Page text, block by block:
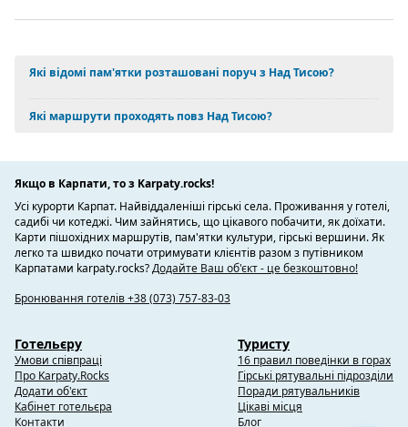
Які відомі пам'ятки розташовані поруч з Над Тисою?
Які маршрути проходять повз Над Тисою?
Якщо в Карпати, то з Karpaty.rocks!
Усі курорти Карпат. Найвіддаленіші гірські села. Проживання у готелі,
садибі чи котеджі. Чим зайнятись, що цікавого побачити, як доїхати.
Карти пішохідних маршрутів, пам'ятки культури, гірські вершини. Як
легко та швидко почати отримувати клієнтів разом з путівником
Карпатами karpaty.rocks?Додайте Ваш об'єкт - це безкоштовно!
Бронювання готелів +38 (073) 757-83-03
Готельєру
Умови співпраці
Про Karpaty.Rocks
Додати об'єкт
Кабінет готельєра
Контакти
Туристу
16 правил поведінки в горах
Гірські рятувальні підрозділи
Поради рятувальників
Цікаві місця
Блог